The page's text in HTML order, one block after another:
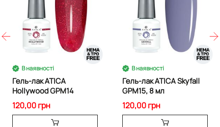
В наявності
Гель-лак ATICA
Hollywood GPM14
120,00 грн
В наявності
Гель-лак ATICA Skyfall
GPM15, 8 мл
120,00 грн